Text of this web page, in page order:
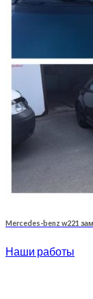
Mercedes-benz w221
Наши работы